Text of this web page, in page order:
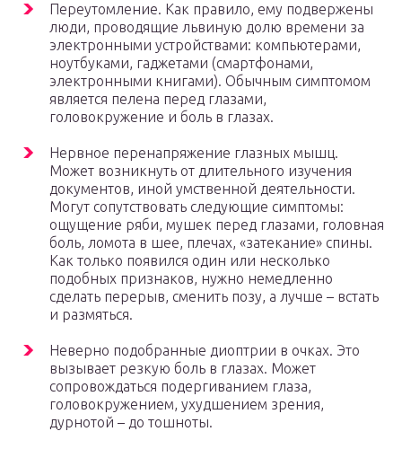
Переутомление. Как правило, ему подвержены
люди, проводящие львиную долю времени за
электронными устройствами: компьютерами,
ноутбуками, гаджетами (смартфонами,
электронными книгами). Обычным симптомом
является пелена перед глазами,
головокружение и боль в глазах.
Нервное перенапряжение глазных мышц.
Может возникнуть от длительного изучения
документов, иной умственной деятельности.
Могут сопутствовать следующие симптомы:
ощущение ряби, мушек перед глазами, головная
боль, ломота в шее, плечах, «затекание» спины.
Как только появился один или несколько
подобных признаков, нужно немедленно
сделать перерыв, сменить позу, а лучше – встать
и размяться.
Неверно подобранные диоптрии в очках. Это
вызывает резкую боль в глазах. Может
сопровождаться подергиванием глаза,
головокружением, ухудшением зрения,
дурнотой – до тошноты.